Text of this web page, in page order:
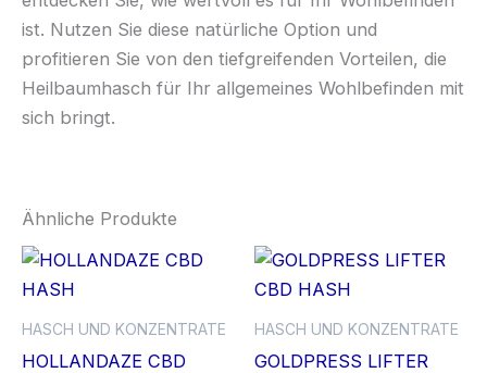
ist. Nutzen Sie diese natürliche Option und
profitieren Sie von den tiefgreifenden Vorteilen, die
Heilbaumhasch für Ihr allgemeines Wohlbefinden mit
sich bringt.
Ähnliche Produkte
HASCH UND KONZENTRATE
HOLLANDAZE CBD
HASCH UND KONZENTRATE
GOLDPRESS LIFTER